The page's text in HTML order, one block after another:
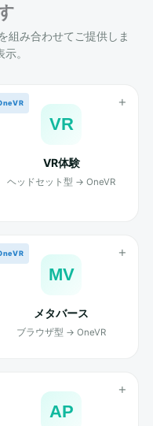
組み合わせてご提供しま
。
VR
VR体験
ヘッドセット型 → OneVR
MV
メタバース
ブラウザ型 → OneVR
AP